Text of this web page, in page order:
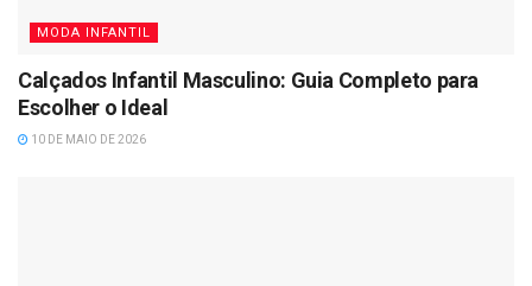
MODA INFANTIL
Calçados Infantil Masculino: Guia Completo para
Escolher o Ideal
10 DE MAIO DE 2026